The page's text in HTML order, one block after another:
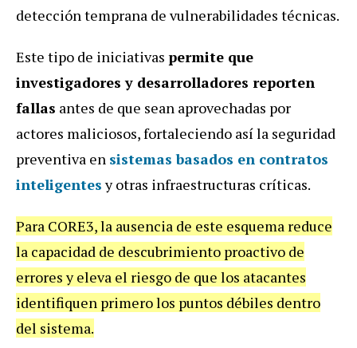
detección temprana de vulnerabilidades técnicas.
Este tipo de iniciativas permite que
investigadores y desarrolladores reporten
fallas antes de que sean aprovechadas por
actores maliciosos, fortaleciendo así la seguridad
preventiva en sistemas basados en contratos
inteligentesy otras infraestructuras críticas.
Para CORE3, la ausencia de este esquema reduce
la capacidad de descubrimiento proactivo de
errores y eleva el riesgo de que los atacantes
identifiquen primero los puntos débiles dentro
del sistema.